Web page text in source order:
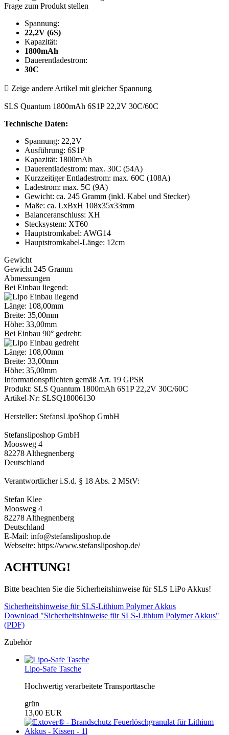
Frage zum Produkt stellen
Spannung:
22,2V (6S)
Kapazität:
1800mAh
Dauerentladestrom:
30C
 Zeige andere Artikel mit gleicher Spannung
SLS Quantum 1800mAh 6S1P 22,2V 30C/60C
Technische Daten:
Spannung: 22,2V
Ausführung: 6S1P
Kapazität: 1800mAh
Dauerentladestrom: max. 30C (54A)
Kurzzeitiger Entladestrom: max. 60C (108A)
Ladestrom: max. 5C (9A)
Gewicht: ca. 245 Gramm (inkl. Kabel und Stecker)
Maße: ca. LxBxH 108x35x33mm
Balanceranschluss: XH
Stecksystem: XT60
Hauptstromkabel: AWG14
Hauptstromkabel-Länge: 12cm
Gewicht
Gewicht 245 Gramm
Abmessungen
Bei Einbau liegend:
Länge: 108,00mm
Breite: 35,00mm
Höhe: 33,00mm
Bei Einbau 90° gedreht:
Länge: 108,00mm
Breite: 33,00mm
Höhe: 35,00mm
Informationspflichten gemäß Art. 19 GPSR
Produkt: SLS Quantum 1800mAh 6S1P 22,2V 30C/60C
Artikel-Nr: SLSQ18006130
Hersteller: StefansLipoShop GmbH
Stefansliposhop GmbH
Moosweg 4
82278 Althegnenberg
Deutschland
Verantwortlicher i.S.d. § 18 Abs. 2 MStV:
Stefan Klee
Moosweg 4
82278 Althegnenberg
Deutschland
E-Mail: info@stefansliposhop.de
Webseite: https://www.stefansliposhop.de/
ACHTUNG!
Bitte beachten Sie die Sicherheitshinweise für SLS LiPo Akkus!
Sicherheitshinweise für SLS-Lithium Polymer Akkus
Download "Sicherheitshinweise für SLS-Lithium Polymer Akkus"
(PDF)
Zubehör
Lipo-Safe Tasche
Hochwertig verarbeitete Transporttasche
grün
13,00 EUR